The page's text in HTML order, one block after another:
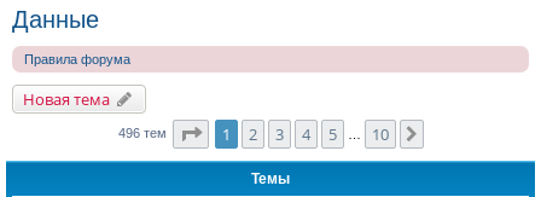
Данные
Правила форума
Новая тема
496 тем Страница1 из
1 2 3 4 5 10
Темы